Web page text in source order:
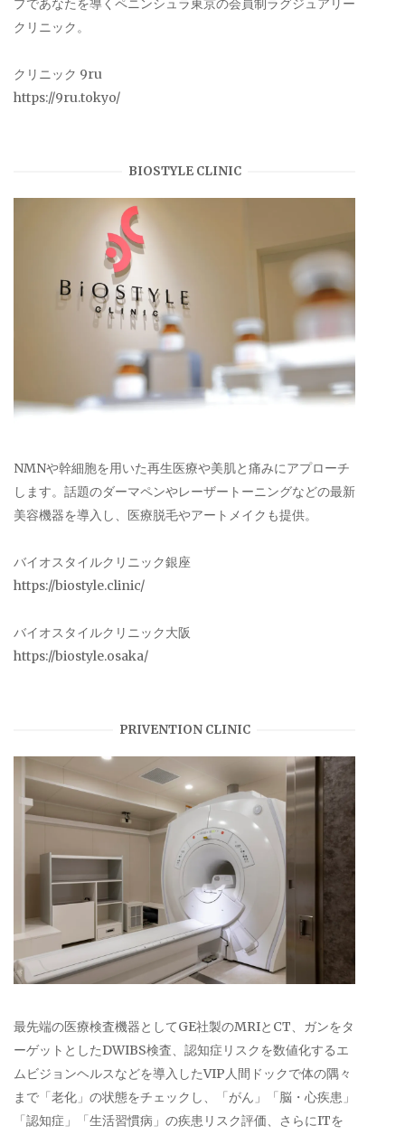
プであなたを導くペニンシュラ東京の会員制ラグジュアリー
クリニック。
クリニック 9ru
https://9ru.tokyo/
BIOSTYLE CLINIC
NMNや幹細胞を用いた再生医療や美肌と痛みにアプローチ
します。話題のダーマペンやレーザートーニングなどの最新
美容機器を導入し、医療脱毛やアートメイクも提供。
バイオスタイルクリニック銀座
https://biostyle.clinic/
バイオスタイルクリニック大阪
https://biostyle.osaka/
PRIVENTION CLINIC
最先端の医療検査機器としてGE社製のMRIとCT、ガンをタ
ーゲットとしたDWIBS検査、認知症リスクを数値化するエ
ムビジョンヘルスなどを導入したVIP人間ドックで体の隅々
まで「老化」の状態をチェックし、「がん」「脳・心疾患」
「認知症」「生活習慣病」の疾患リスク評価、さらにITを